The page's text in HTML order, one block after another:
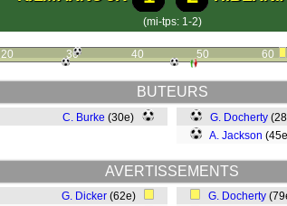
(mi-tps: 1-2)
20 30 40 50 60
BUTEURS
C. Burke (30e) G. Docherty
A. Jackson
AVERTISSEMENTS
G. Dicker (62e)
G. Docherty